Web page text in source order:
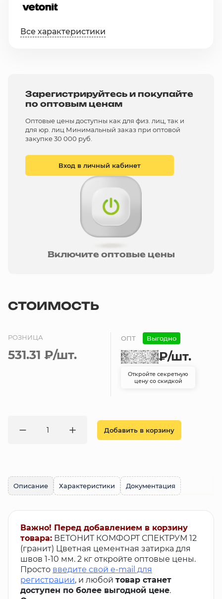
Все характеристики
Зарегистрируйтесь и покупайте
по оптовым ценам
Оптовые цены доступны как для физ. лиц, так и
для юр. лиц Минимальный заказ при оптовой
закупке 30 000 руб.
Вход в личный кабинет
Включите оптовые цены
СТОИМОСТЬ
РОЗНИЦА
531.31 ₽/шт.
ОПТ Выгодно
₽/шт.
Откройте секретную
цену со скидкой
Добавить в корзину
Описание Характеристики Документация
Важно! Перед добавлением в корзину
товара: ВЕТОНИТ КОМФОРТ СПЕКТРУМ 12
(гранит) Цветная цементная затирка для
швов 1-10 мм. 2 кг откройте оптовые цены.
Просто введите свой e-mail для
регистрации, и любой товар станет
доступен по более выгодной цене.